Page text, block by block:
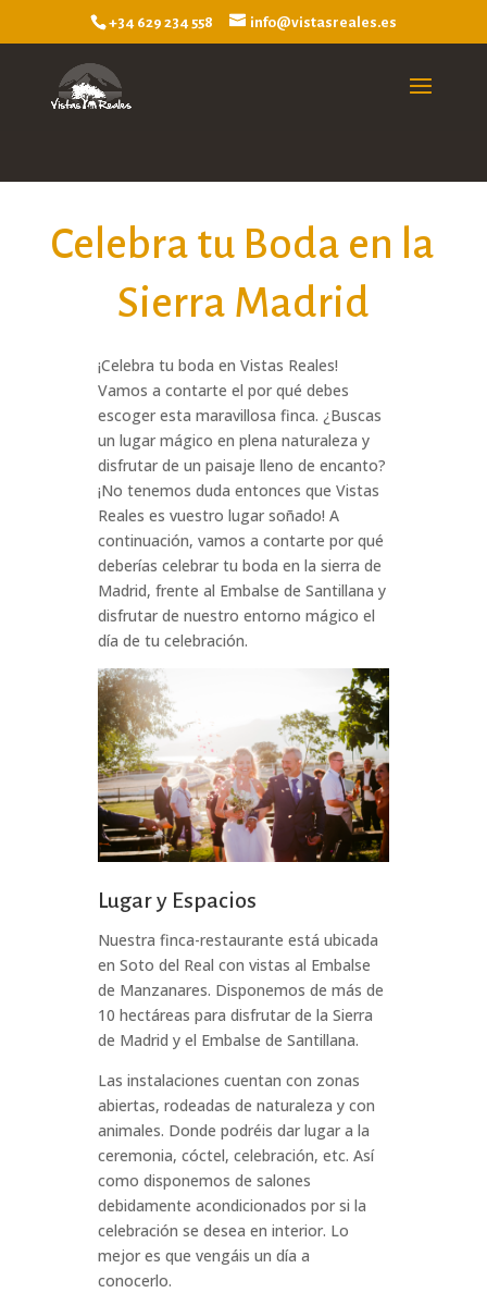
+34 629 234 558 info@vistasreales.es
Celebra tu Boda en la
Sierra Madrid
¡Celebra tu boda en Vistas Reales!
Vamos a contarte el por qué debes
escoger esta maravillosa finca. ¿Buscas
un lugar mágico en plena naturaleza y
disfrutar de un paisaje lleno de encanto?
¡No tenemos duda entonces que Vistas
Reales es vuestro lugar soñado! A
continuación, vamos a contarte por qué
deberías celebrar tu boda en la sierra de
Madrid, frente al Embalse de Santillana y
disfrutar de nuestro entorno mágico el
día de tu celebración.
Lugar y Espacios
Nuestra finca-restaurante está ubicada
en Soto del Real con vistas al Embalse
de Manzanares. Disponemos de más de
10 hectáreas para disfrutar de la Sierra
de Madrid y el Embalse de Santillana.
Las instalaciones cuentan con zonas
abiertas, rodeadas de naturaleza y con
animales. Donde podréis dar lugar a la
ceremonia, cóctel, celebración, etc. Así
como disponemos de salones
debidamente acondicionados por si la
celebración se desea en interior. Lo
mejor es que vengáis un día a
conocerlo.